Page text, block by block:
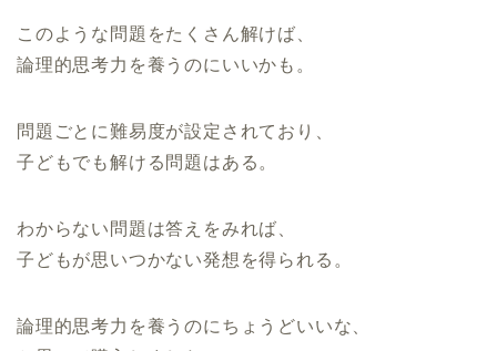
このような問題をたくさん解けば、
論理的思考力を養うのにいいかも。
問題ごとに難易度が設定されており、
子どもでも解ける問題はある。
わからない問題は答えをみれば、
子どもが思いつかない発想を得られる。
論理的思考力を養うのにちょうどいいな、